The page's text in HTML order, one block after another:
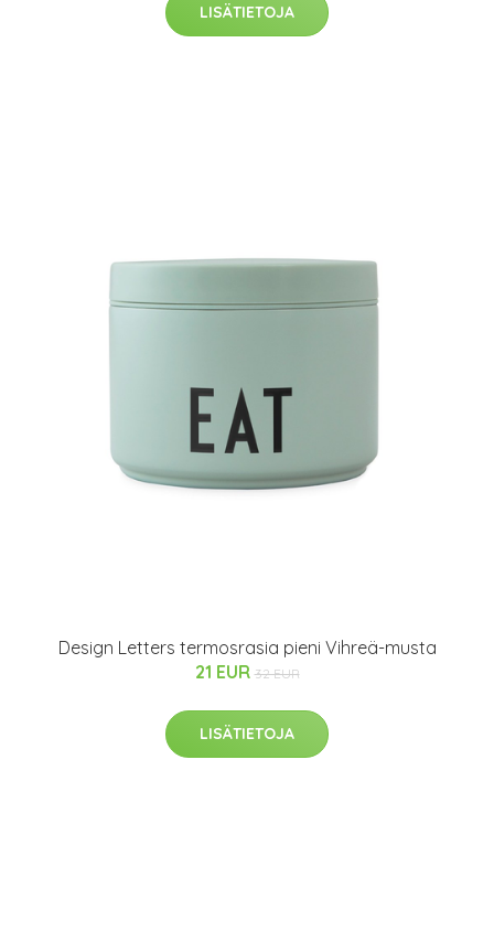
LISÄTIETOJA
Design Letters termosrasia pieni Vihreä-musta
21 EUR 32 EUR
LISÄTIETOJA